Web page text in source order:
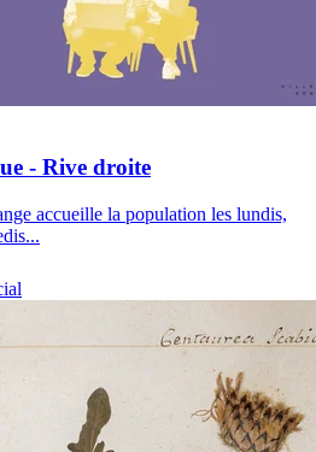
- Rive droite
accueille la population les lundis,
...